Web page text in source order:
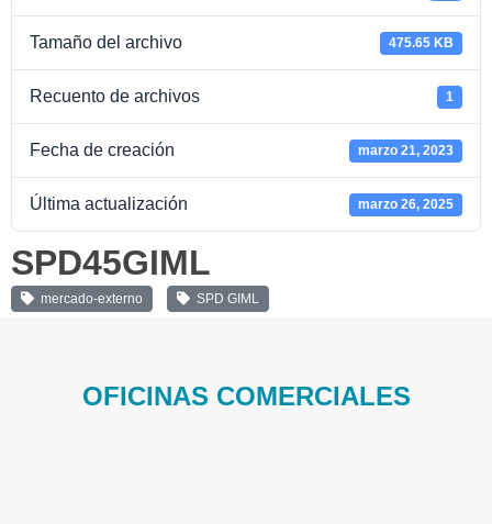
Tamaño del archivo 475.65 KB
Recuento de archivos 1
Fecha de creación marzo 21, 2023
Última actualización marzo 26, 2025
SPD45GIML
mercado-externo SPD GIML
OFICINAS COMERCIALES